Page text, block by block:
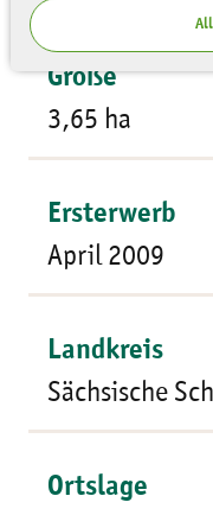
Größe
3,65 ha
Ersterwerb
April 2009
Landkreis
Sächsische
Ortslage